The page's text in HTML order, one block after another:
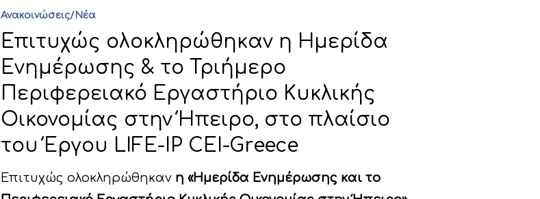
Ανακοινώσεις/Νέα
Επιτυχώς ολοκληρώθηκαν η Ημερίδα
Ενημέρωσης & το Τριήμερο
Περιφερειακό Εργαστήριο Κυκλικής
Οικονομίας στην Ήπειρο, στο πλαίσιο
του Έργου LIFE-IP CEI-Greece
Επιτυχώς ολοκληρώθηκαν η «Ημερίδα Ενημέρωσης και το